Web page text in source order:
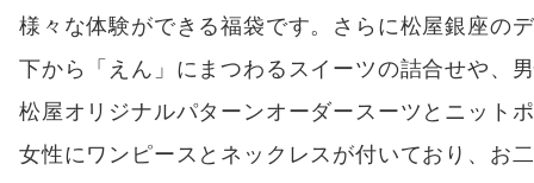
様々な体験ができる福袋です。さらに松屋銀座の
下から「えん」にまつわるスイーツの詰合せや、
松屋オリジナルパターンオーダースーツとニット
女性にワンピースとネックレスが付いており、お